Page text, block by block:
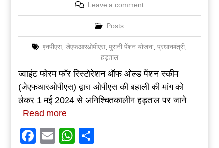
Leave a comment
Posts
एनपीएस,जेएफआरओपीएस,पुरानी पेंशन योजना,प्रधानमंत्री,
हड़ताल
ज्वाइंट फोरम फॉर रिस्टोरेशन ऑफ ओल्ड पेंशन स्कीम
(जेएफआरओपीएस) द्वारा ओपीएस की बहाली की मांग को
लेकर 1 मई 2024 से अनिश्चितकालीन हड़ताल पर जाने
Read more
Facebook
EmailWhatsApp